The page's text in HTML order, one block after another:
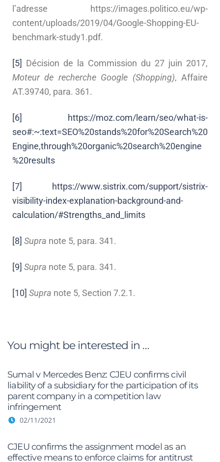
l’adresse https://images.politico.eu/wp-
content/uploads/2019/04/Google-Shopping-EU-
benchmark-study1.pdf.
[5] Décision de la Commission du 27 juin 2017,
Moteur de recherche Google (Shopping), Affaire
AT.39740, para. 361.
[6]
https://moz.com/learn/seo/what-is-
seo#:~:text=SEO%20stands%20for%20Search%20
Engine,through%20organic%20search%20engine
%20results
[7]
https://www.sistrix.com/support/sistrix-
visibility-index-explanation-background-and-
calculation/#Strengths_and_limits
[8] Supra note 5, para. 341.
[9] Supra note 5, para. 341.
[10] Supra note 5, Section 7.2.1.
You might be interested in …
Sumal v Mercedes Benz: CJEU confirms civil
liability of a subsidiary for the participation of its
parent company in a competition law
infringement
02/11/2021
CJEU confirms the assignment model as an
effective means to enforce claims for antitrust